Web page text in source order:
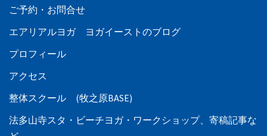
ご予約・お問合せ
エアリアルヨガ ヨガイーストのブログ
プロフィール
アクセス
整体スクール (牧之原BASE)
法多山寺スタ・ビーチヨガ・ワークショップ、寄稿記事な